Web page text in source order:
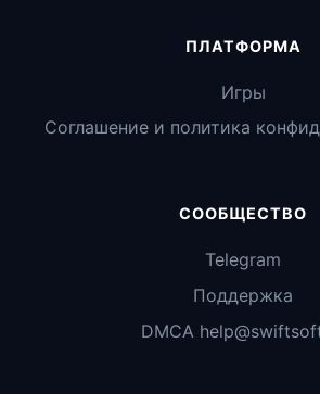
ПЛАТФОРМА
Игры
Соглашение и политика
СООБЩЕСТВО
Telegram
Поддержка
DMCA